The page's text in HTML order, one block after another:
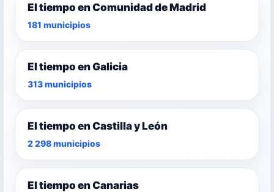
El tiempo en Comunidad de Madrid
181 municipios
El tiempo en Galicia
313 municipios
El tiempo en Castilla y León
2 298 municipios
El tiempo en Canarias